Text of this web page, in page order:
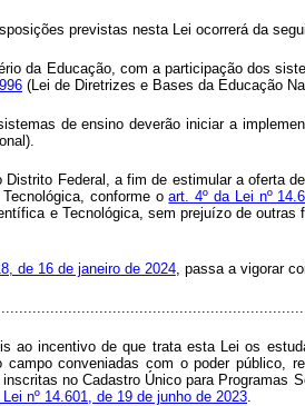
previstas nesta Lei ocorrerá da
da Educação, com a participação dos
(Lei de Diretrizes e Bases da Educação
de ensino deverão iniciar a
Distrito Federal, a fim de estimular a oferta
conforme oart. 4º da Lei nº
e Tecnológica, sem prejuízo de
de 16 de janeiro de 2024, passa a vigorar
ao incentivo de que trata esta Lei os
campo conveniadas com o poder público,
no Cadastro Único para Programas
Lei nº 14.601, de 19 de junho de 2023.